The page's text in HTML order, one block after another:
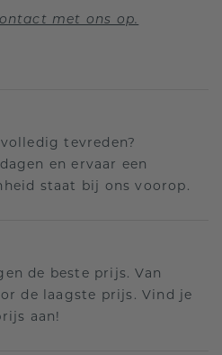
met ons op.
tevreden?
en ervaar een
staat bij ons voorop.
de beste prijs. Van
de laagste prijs. Vind je
aan!